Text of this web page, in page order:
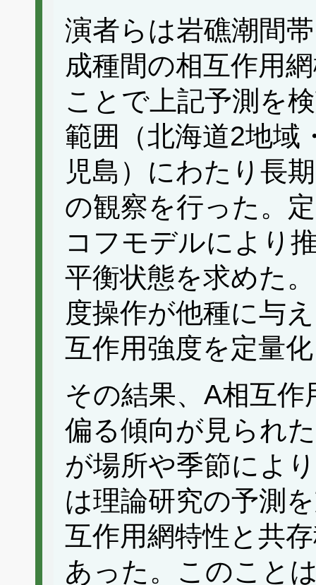
演者らは岩礁潮間
成種間の相互作用
ことで上記予測を
範囲（北海道2地域
児島）にわたり長
の観察を行った。
コフモデルにより
平衡状態を求めた
度操作が他種に与
互作用強度を定量
その結果、A相互
偏る傾向が見られ
が場所や季節によ
は理論研究の予測
互作用網特性と共
あった。このこと